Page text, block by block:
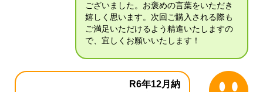
ございました。お褒めの言葉をいただき
嬉しく思います。次回ご購入される際も
ご満足いただけるよう精進いたしますの
で、宜しくお願いいたします！
R6年12月納